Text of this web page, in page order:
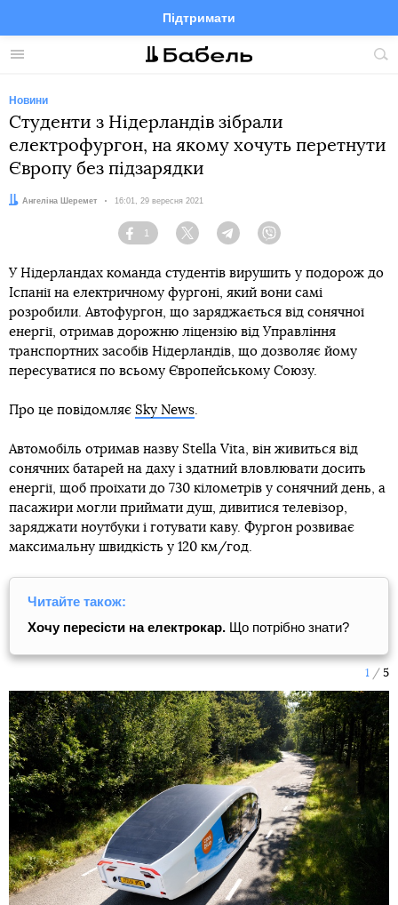
Меню
Підтримати
FacebookTelegramTwitter
Новини
Студенти з Нідерландів зібрали
електрофургон, на якому хочуть перетнути
Європу без підзарядки
Автор:
Ангеліна Шеремет Дата:
16:01, 29 вересня 2021
Facebook
1
Twitter TelegramViber
У Нідерландах команда студентів вирушить у подорож до
Іспанії на електричному фургоні, який вони самі
розробили. Автофургон, що заряджається від сонячної
енергії, отримав дорожню ліцензію від Управління
транспортних засобів Нідерландів, що дозволяє йому
пересуватися по всьому Європейському Союзу.
Про це повідомляє Sky News.
Автомобіль отримав назву Stella Vita, він живиться від
сонячних батарей на даху і здатний вловлювати досить
енергії, щоб проїхати до 730 кілометрів у сонячний день, а
пасажири могли приймати душ, дивитися телевізор,
заряджати ноутбуки і готувати каву. Фургон розвиває
максимальну швидкість у 120 км/год.
Читайте також:
Хочу пересісти на електрокар. Що потрібно знати?
1 5